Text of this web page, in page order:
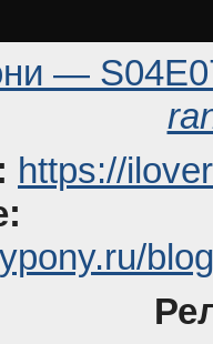
—
https://